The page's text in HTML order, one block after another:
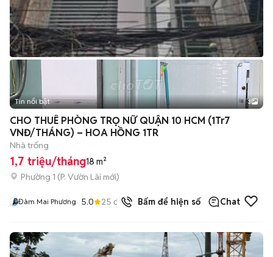
Tin nổi bật 3
CHO THUÊ PHÒNG TRỌ NỮ QUẬN 10 HCM (1Tr7
VNĐ/THÁNG) – HOA HỒNG 1TR
Nhà trống
1,7 triệu/tháng18 m²
Phường 1 (P. Vườn Lài mới)
Đàm Mai Phương 5.0 25 đã bánBấm để hiện số Chat